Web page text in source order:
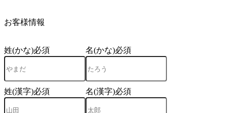
お客様情報
姓(かな)必須 名(かな)必須
姓(漢字)必須 名(漢字)必須